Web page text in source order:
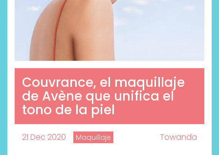
Couvrance, el maquillaje
de Avène que unifica el
tono de la piel
21 Dec 2020 Maquillaje Towanda